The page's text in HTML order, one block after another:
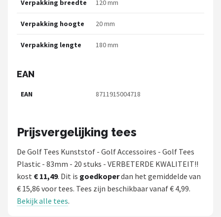
Verpakking breedte 120 mm
Verpakking hoogte 20 mm
Verpakking lengte 180 mm
EAN
EAN 8711915004718
Prijsvergelijking tees
De Golf Tees Kunststof - Golf Accessoires - Golf Tees
Plastic - 83mm - 20 stuks - VERBETERDE KWALITEIT!!
kost € 11,49. Dit is goedkoperdan het gemiddelde van
€ 15,86 voor tees. Tees zijn beschikbaar vanaf € 4,99.
Bekijk alle tees.